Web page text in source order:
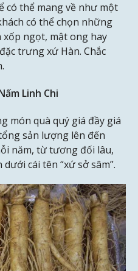
có thể mang về như một
có thể chọn những
ngọt, mật ong hay
trưng xứ Hàn. Chắc
Linh Chi
món quà quý giá đầy giá
sản lượng lên đến
năm, từ tương đối lâu,
cái tên “xứ sở sâm”.